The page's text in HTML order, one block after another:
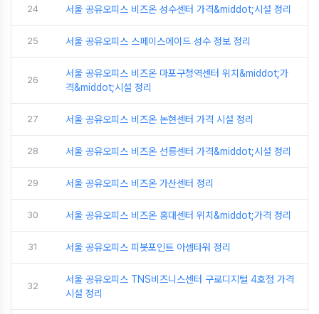
24 서울 공유오피스 비즈온 성수센터 가격&middot;시설 정리
25 서울 공유오피스 스페이스에이드 성수 정보 정리
26
서울 공유오피스 비즈온 마포구청역센터 위치&middot;가
격&middot;시설 정리
27 서울 공유오피스 비즈온 논현센터 가격 시설 정리
28 서울 공유오피스 비즈온 선릉센터 가격&middot;시설 정리
29 서울 공유오피스 비즈온 가산센터 정리
30 서울 공유오피스 비즈온 홍대센터 위치&middot;가격 정리
31 서울 공유오피스 피봇포인트 아셈타워 정리
32
서울 공유오피스 TNS비즈니스센터 구로디지털 4호점 가격
시설 정리